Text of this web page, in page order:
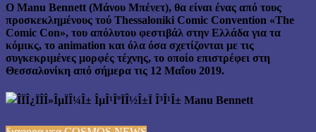
Ο Manu Bennett (Μάνου Μπένετ), θα είναι ένας από τους
προσκεκλημένους τού Thessaloniki Comic Convention «The
Comic Con», του απόλυτου φεστιβάλ στην Ελλάδα για τα
κόμικς, το animation και όλα όσα σχετίζονται με τις
συγκεκριμένες μορφές τέχνης, το οποίο επιστρέφει στη
Θεσσαλονίκη από σήμερα τις 12 Μαΐου 2019.